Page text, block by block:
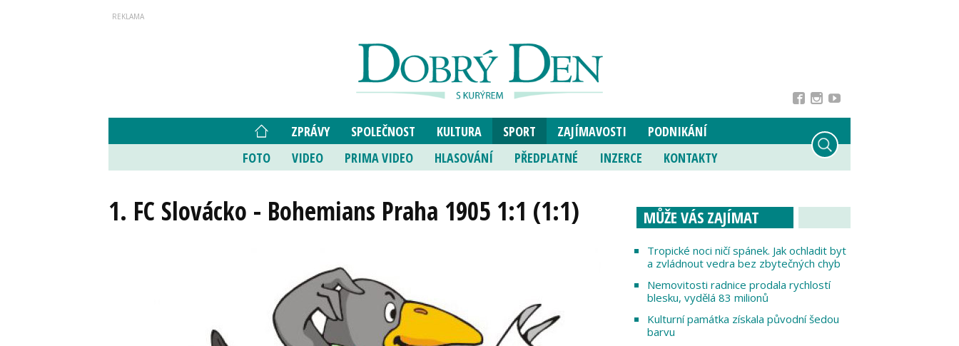
ZPRÁVY SPOLEČNOST KULTURA SPORT ZAJÍMAVOSTI
PODNIKÁNÍ
FOTO
VIDEO PRIMA VIDEO HLASOVÁNÍ PŘEDPLATNÉ INZERCE KONTAKTY
1. FC Slovácko - Bohemians Praha 1905 1:1 (1:1) MŮŽE VÁS ZAJÍMAT
Tropické noci ničí spánek. Jak ochladit byt
a zvládnout vedra bez zbytečných chyb
Nemovitosti radnice prodala rychlostí
blesku, vydělá 83 milionů
Kulturní památka získala původní šedou
barvu